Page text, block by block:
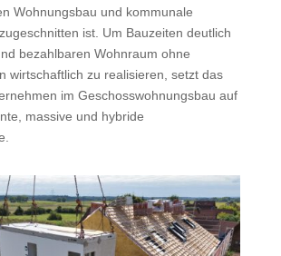
Wohnungsbau und kommunale
ist. Um Bauzeiten deutlich
bezahlbaren Wohnraum ohne
wirtschaftlich zu realisieren, setzt das
im Geschosswohnungsbau auf
massive und hybride